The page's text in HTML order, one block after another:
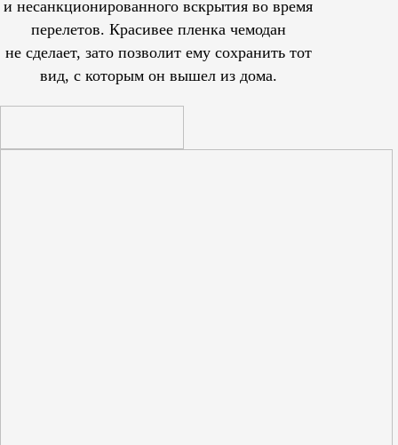
и несанкционированного вскрытия во время
перелетов. Красивее пленка чемодан
не сделает, зато позволит ему сохранить тот
вид, с которым он вышел из дома.